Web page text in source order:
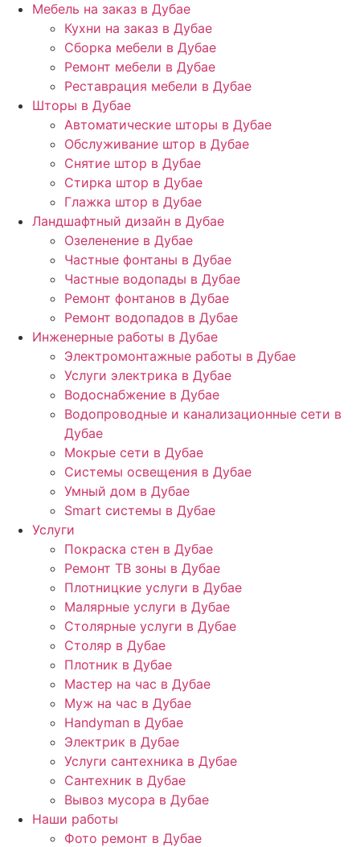
Мебель на заказ в Дубае
Кухни на заказ в Дубае
Сборка мебели в Дубае
Ремонт мебели в Дубае
Реставрация мебели в Дубае
Шторы в Дубае
Автоматические шторы в Дубае
Обслуживание штор в Дубае
Снятие штор в Дубае
Стирка штор в Дубае
Глажка штор в Дубае
Ландшафтный дизайн в Дубае
Озеленение в Дубае
Частные фонтаны в Дубае
Частные водопады в Дубае
Ремонт фонтанов в Дубае
Ремонт водопадов в Дубае
Инженерные работы в Дубае
Электромонтажные работы в Дубае
Услуги электрика в Дубае
Водоснабжение в Дубае
Водопроводные и канализационные сети в
Дубае
Мокрые сети в Дубае
Системы освещения в Дубае
Умный дом в Дубае
Smart системы в Дубае
Услуги
Покраска стен в Дубае
Ремонт ТВ зоны в Дубае
Плотницкие услуги в Дубае
Малярные услуги в Дубае
Столярные услуги в Дубае
Столяр в Дубае
Плотник в Дубае
Мастер на час в Дубае
Муж на час в Дубае
Handyman в Дубае
Электрик в Дубае
Услуги сантехника в Дубае
Сантехник в Дубае
Вывоз мусора в Дубае
Наши работы
Фото ремонт в Дубае